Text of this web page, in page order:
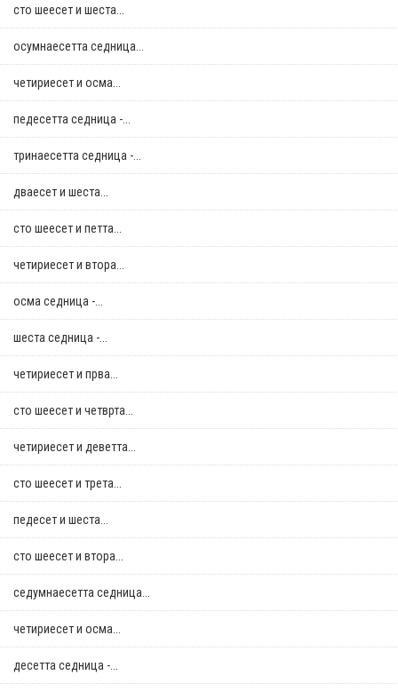
сто шеесет и шеста...
осумнaесетта седница...
четириесет и осма...
педесетта седница -...
тринаесетта седница -...
дваесет и шеста...
сто шеесет и петта...
четириесет и втора...
осма седница -...
шеста седница -...
четириесет и прва...
сто шеесет и четврта...
четириесет и деветта...
сто шеесет и трета...
педесет и шеста...
сто шеесет и втора...
седумнаесетта седница...
четириесет и осма...
десетта седница -...